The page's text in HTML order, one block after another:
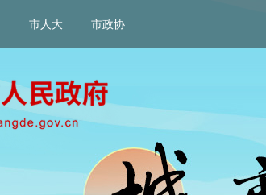
市人大 市政协